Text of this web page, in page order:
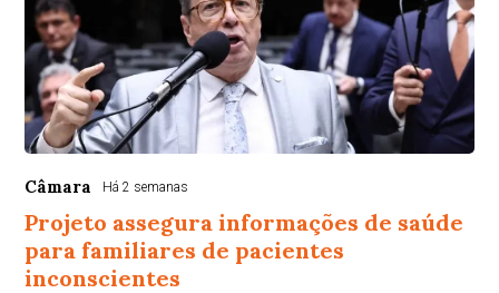
Câmara Há 2 semanas
Projeto assegura informações de saúde
para familiares de pacientes
inconscientes